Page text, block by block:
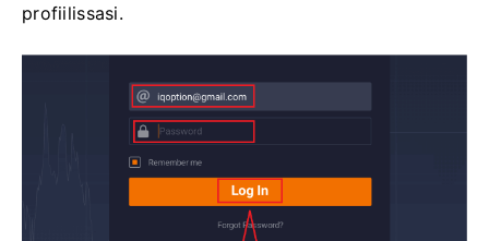
profiilissasi.